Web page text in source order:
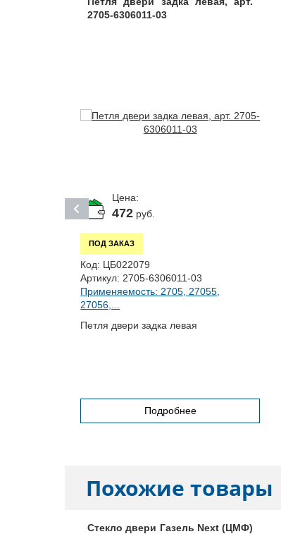
2705-6306011-03
Цена:
472 руб.
ПОД ЗАКАЗ
Код: ЦБ022079
Артикул: 2705-6306011-03
Применяемость: 2705, 27055,
27056,...
Петля двери задка левая
Подробнее
Похожие товары
Стекло двери Газель Next (ЦМФ)